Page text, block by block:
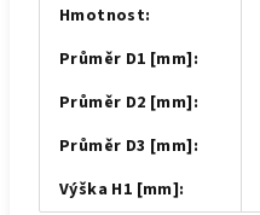
Hmotnost:
Průměr D1 [mm]:
Průměr D2 [mm]:
Průměr D3 [mm]:
Výška H1 [mm]: